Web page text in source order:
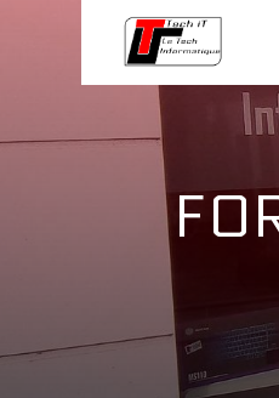
Panneau de gestion des